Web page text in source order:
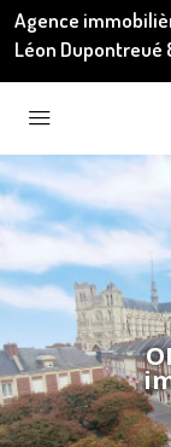
Agence
Léon Dupontreué